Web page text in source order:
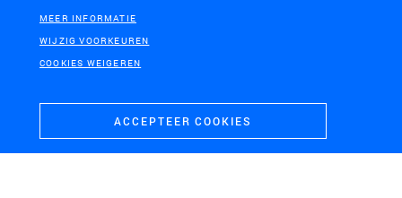
Windenergie E40-zone
MEER INFORMATIE
WIJZIG VOORKEUREN
COOKIES WEIGEREN
ACCEPTEER COOKIES